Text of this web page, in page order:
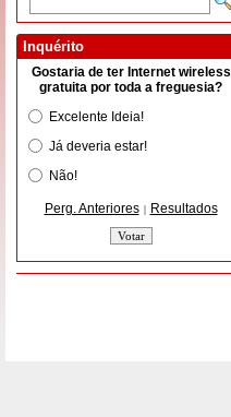
Inquérito
Gostaria de ter Internet wireless
gratuita por toda a freguesia?
Excelente Ideia!
Já deveria estar!
Não!
Perg. Anteriores | Resultados